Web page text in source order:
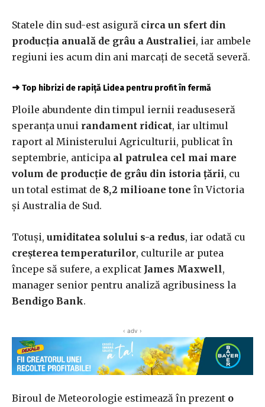
Statele din sud-est asigură circa un sfert din
producția anuală de grâu a Australiei, iar ambele
regiuni ies acum din ani marcați de secetă severă.
➜ Top hibrizi de rapiță Lidea pentru profit în fermă
Ploile abundente din timpul iernii readuseseră
speranța unui randament ridicat, iar ultimul
raport al Ministerului Agriculturii, publicat în
septembrie, anticipa al patrulea cel mai mare
volum de producție de grâu din istoria țării, cu
un total estimat de 8,2 milioane tone în Victoria
și Australia de Sud.
Totuși, umiditatea solului s-a redus, iar odată cu
creșterea temperaturilor, culturile ar putea
începe să sufere, a explicat James Maxwell,
manager senior pentru analiză agribusiness la
Bendigo Bank.
‹ adv ›
Biroul de Meteorologie estimează în prezent o